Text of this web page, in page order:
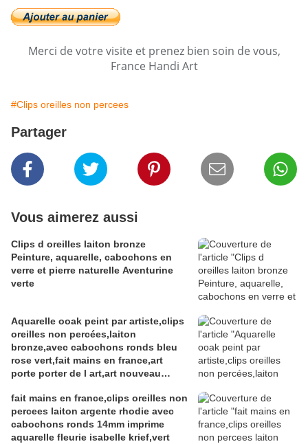
Merci de votre visite et prenez bien soin de vous,
France Handi Art
#Clips oreilles non percees
Partager
Vous aimerez aussi
Clips d oreilles laiton bronze
Peinture, aquarelle, cabochons en
verre et pierre naturelle Aventurine
verte
Aquarelle ooak peint par artiste,clips
oreilles non percées,laiton
bronze,avec cabochons ronds bleu
rose vert,fait mains en france,art
porte porter de l art,art nouveau
anniversaire noel
fait mains en france,clips oreilles non
percees laiton argente rhodie avec
cabochons ronds 14mm imprime
aquarelle fleurie isabelle krief,vert